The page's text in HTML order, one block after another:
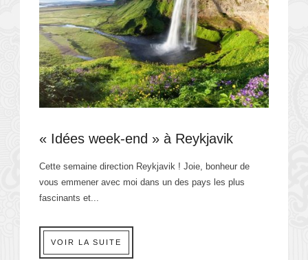
« Idées week-end » à Reykjavik
Cette semaine direction Reykjavik ! Joie, bonheur de
vous emmener avec moi dans un des pays les plus
fascinants et...
VOIR LA SUITE